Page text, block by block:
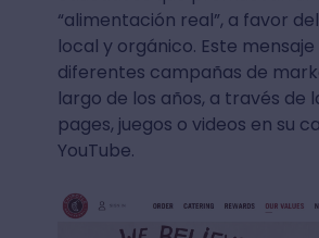
“alimentación real”, a favor
local y orgánico. Este
diferentes campañas de
largo de los años, a través de
pages, juegos o videos en su
YouTube.